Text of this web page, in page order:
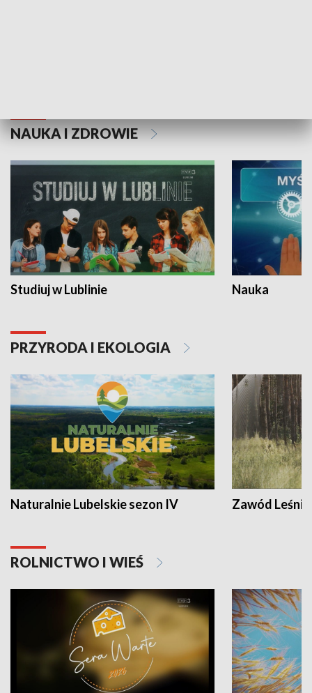
NAUKA I ZDROWIE
Studiuj w Lublinie Nauka
PRZYRODA I EKOLOGIA
Naturalnie Lubelskie sezon IV Zawód Leśnik
ROLNICTWO I WIEŚ